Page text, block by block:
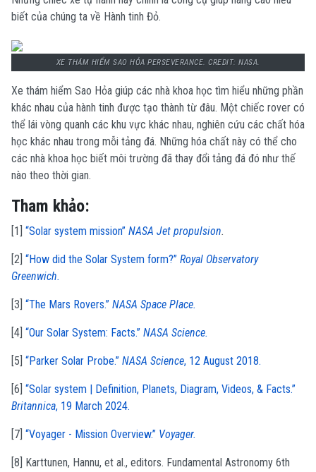
biết của chúng ta về Hành tinh Đỏ.
XE THÁM HIỂM SAO HỎA PERSEVERANCE. CREDIT: NASA.
Xe thám hiểm Sao Hỏa giúp các nhà khoa học tìm hiểu những phần
khác nhau của hành tinh được tạo thành từ đâu. Một chiếc rover có
thể lái vòng quanh các khu vực khác nhau, nghiên cứu các chất hóa
học khác nhau trong mỗi tảng đá. Những hóa chất này có thể cho
các nhà khoa học biết môi trường đã thay đổi tảng đá đó như thế
nào theo thời gian.
Tham khảo:
[1] “Solar system mission” NASA Jet propulsion.
[2] “How did the Solar System form?” Royal Observatory
Greenwich.
[3] “The Mars Rovers.” NASA Space Place.
[4] “Our Solar System: Facts.” NASA Science.
[5] “Parker Solar Probe.” NASA Science, 12 August 2018.
[6] “Solar system | Definition, Planets, Diagram, Videos, & Facts.”
Britannica, 19 March 2024.
[7] “Voyager - Mission Overview.” Voyager.
[8] Karttunen, Hannu, et al., editors. Fundamental Astronomy 6th